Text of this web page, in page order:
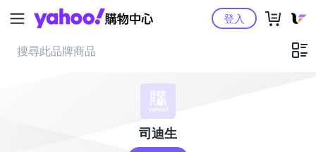
Yahoo購物中心登入
司迪生